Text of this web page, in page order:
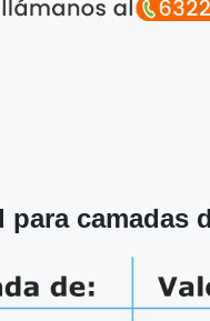
para camadas